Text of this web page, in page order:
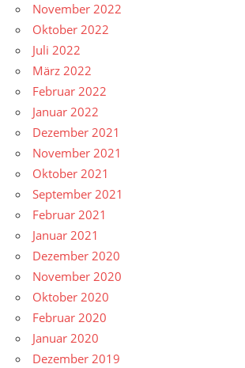
November 2022
Oktober 2022
Juli 2022
März 2022
Februar 2022
Januar 2022
Dezember 2021
November 2021
Oktober 2021
September 2021
Februar 2021
Januar 2021
Dezember 2020
November 2020
Oktober 2020
Februar 2020
Januar 2020
Dezember 2019